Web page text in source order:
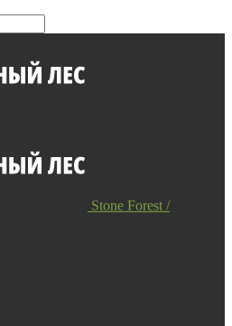
Stone Forest /